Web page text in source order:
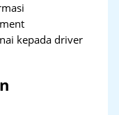
kepada driver